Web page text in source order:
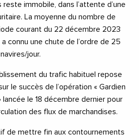
immobile, dans l’attente d’une
La moyenne du nombre de
courant du 22 décembre 2023
connu une chute de l’ordre de 25
jour.
du trafic habituel repose
le succès de l’opération « Gardien
le 18 décembre dernier pour
des flux de marchandises.
de mettre fin aux contournements